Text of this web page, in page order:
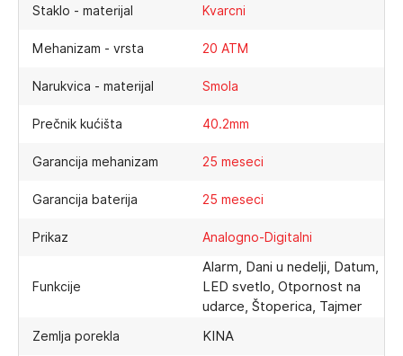
Staklo - materijal Kvarcni
Mehanizam - vrsta 20 ATM
Narukvica - materijal Smola
Prečnik kućišta 40.2mm
Garancija mehanizam 25 meseci
Garancija baterija 25 meseci
Prikaz Analogno-Digitalni
Funkcije
Alarm, Dani u nedelji, Datum,
LED svetlo, Otpornost na
udarce, Štoperica, Tajmer
Zemlja porekla KINA